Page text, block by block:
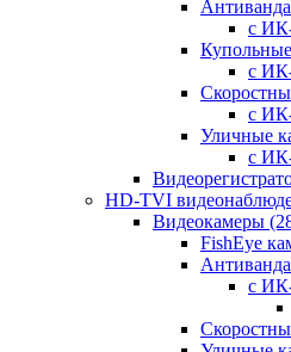
с
с
с
Уличные
с
HD-TVI
Видеокамеры
FishEye
с